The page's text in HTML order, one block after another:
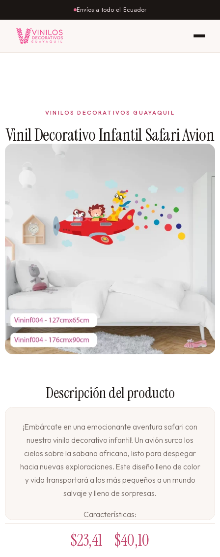
Envíos a todo el Ecuador
Vinil Decorativo Infantil Safari Avion
¡Embárcate en una emocionante aventura safari con
nuestro vinilo decorativo infantil! Un avión surca los
cielos sobre la sabana africana, listo para despegar
hacia nuevas exploraciones. Este diseño lleno de color
y vida transportará a los más pequeños a un mundo
salvaje y lleno de sorpresas.
Características:
Vinilos decorativos adhesivos
Vinilos infantiles
$23,41- $40,10